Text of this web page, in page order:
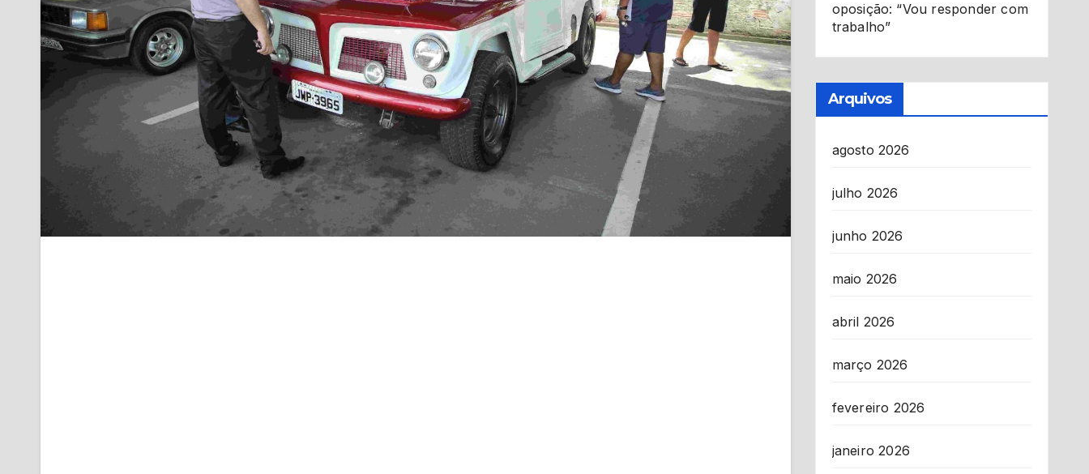
oposição: “Vou responder com
trabalho”
Arquivos
agosto 2026
julho 2026
junho 2026
maio 2026
abril 2026
março 2026
fevereiro 2026
janeiro 2026